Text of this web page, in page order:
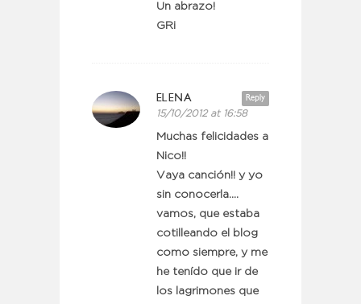
Un abrazo!
GRi
Reply
ELENA
15/10/2012 at 16:58
Muchas felicidades a
Nico!!
Vaya canción!! y yo
sin conocerla….
vamos, que estaba
cotilleando el blog
como siempre, y me
he tenído que ir de
los lagrimones que